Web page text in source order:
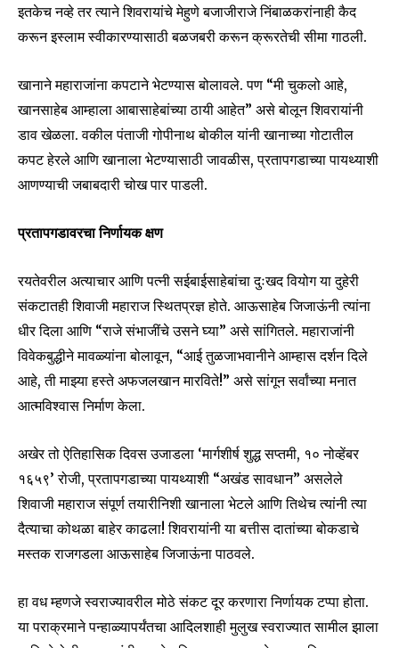
SUBSCRIBERS and be part of the
conversation.
or click the subscribe button below. Don't worry, we respect
your privacy and won't spam your inbox. Your information is
safe with us.
I've read and accept thePrivacy Policy
6,300
Fans
32,111
Followers Followers
इतकेच नव्हे तर त्याने शिवरायांचे मेहुणे बजाजीराजे निंबाळकरांनाही कैद
करून इस्लाम स्वीकारण्यासाठी बळजबरी करून क्रूरतेची सीमा गाठली.
खानाने महाराजांना कपटाने भेटण्यास बोलावले. पण “मी चुकलो आहे,
खानसाहेब आम्हाला आबासाहेबांच्या ठायी आहेत” असे बोलून शिवरायांनी
डाव खेळला. वकील पंताजी गोपीनाथ बोकील यांनी खानाच्या गोटातील
कपट हेरले आणि खानाला भेटण्यासाठी जावळीस, प्रतापगडाच्या पायथ्याशी
आणण्याची जबाबदारी चोख पार पाडली.
प्रतापगडावरचा निर्णायक क्षण
रयतेवरील अत्याचार आणि पत्नी सईबाईसाहेबांचा दुःखद वियोग या दुहेरी
संकटातही शिवाजी महाराज स्थितप्रज्ञ होते. आऊसाहेब जिजाऊंनी त्यांना
धीर दिला आणि “राजे संभाजींचे उसने घ्या” असे सांगितले. महाराजांनी
विवेकबुद्धीने मावळ्यांना बोलावून, “आई तुळजाभवानीने आम्हास दर्शन दिले
आहे, ती माझ्या हस्ते अफजलखान मारविते!” असे सांगून सर्वांच्या मनात
आत्मविश्वास निर्माण केला.
अखेर तो ऐतिहासिक दिवस उजाडला ‘मार्गशीर्ष शुद्ध सप्तमी, १० नोव्हेंबर
१६५९’ रोजी, प्रतापगडाच्या पायथ्याशी “अखंड सावधान” असलेले
शिवाजी महाराज संपूर्ण तयारीनिशी खानाला भेटले आणि तिथेच त्यांनी त्या
दैत्याचा कोथळा बाहेर काढला! शिवरायांनी या बत्तीस दातांच्या बोकडाचे
मस्तक राजगडला आऊसाहेब जिजाऊंना पाठवले.
हा वध म्हणजे स्वराज्यावरील मोठे संकट दूर करणारा निर्णायक टप्पा होता.
या पराक्रमाने पन्हाळ्यापर्यंतचा आदिलशाही मुलुख स्वराज्यात सामील झाला